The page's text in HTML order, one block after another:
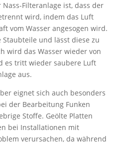
Filteranlage ist, dass der
wird, indem das Luft
vom Wasser angesogen wird.
Staubteile und lässt diese zu
wird das Wasser wieder von
es tritt wieder saubere Luft
aus.
eignet sich auch besonders
der Bearbeitung Funken
Stoffe. Geölte Platten
bei Installationen mit
verursachen, da während